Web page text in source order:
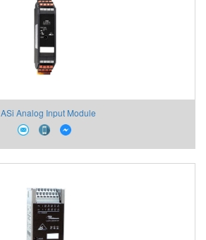
ASi Analog Input Module